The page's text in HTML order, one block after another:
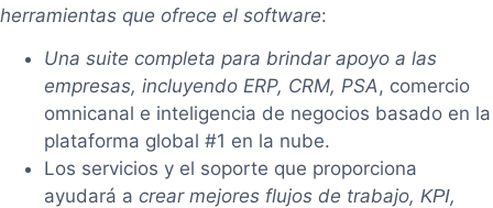
herramientas que ofrece el software:
Una suite completa para brindar apoyo a las
empresas, incluyendo ERP, CRM, PSA , comercio
omnicanal e inteligencia de negocios basado en la
plataforma global #1 en la nube.
Los servicios y el soporte que proporciona
ayudará a crear mejores flujos de trabajo, KPI,